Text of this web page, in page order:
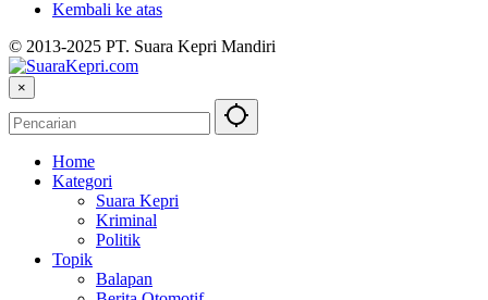
Kembali ke atas
© 2013-2025 PT. Suara Kepri Mandiri
×
Home
Kategori
Suara Kepri
Kriminal
Politik
Topik
Balapan